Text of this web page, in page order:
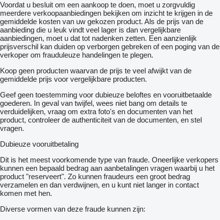
Voordat u besluit om een ​​aankoop te doen, moet u zorgvuldig
meerdere verkoopaanbiedingen bekijken om inzicht te krijgen in de
gemiddelde kosten van uw gekozen product. Als de prijs van de
aanbieding die u leuk vindt veel lager is dan vergelijkbare
aanbiedingen, moet u dat tot nadenken zetten. Een aanzienlijk
prijsverschil kan duiden op verborgen gebreken of een poging van de
verkoper om frauduleuze handelingen te plegen.
Koop geen producten waarvan de prijs te veel afwijkt van de
gemiddelde prijs voor vergelijkbare producten.
Geef geen toestemming voor dubieuze beloftes en vooruitbetaalde
goederen. In geval van twijfel, wees niet bang om details te
verduidelijken, vraag om extra foto's en documenten van het
product, controleer de authenticiteit van de documenten, en stel
vragen.
Dubieuze vooruitbetaling
Dit is het meest voorkomende type van fraude. Oneerlijke verkopers
kunnen een bepaald bedrag aan aanbetalingen vragen waarbij u het
product "reserveert". Zo kunnen fraudeurs een groot bedrag
verzamelen en dan verdwijnen, en u kunt niet langer in contact
komen met hen.
Diverse vormen van deze fraude kunnen zijn: